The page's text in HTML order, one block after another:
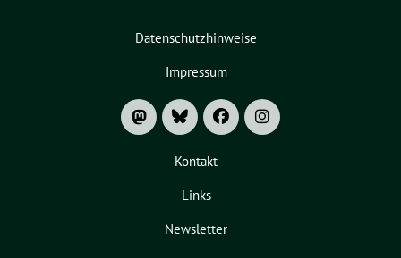
Datenschutzhinweise
Impressum
Kontakt
Links
Newsletter